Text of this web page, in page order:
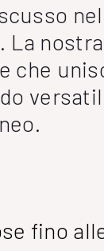
La
che
fino